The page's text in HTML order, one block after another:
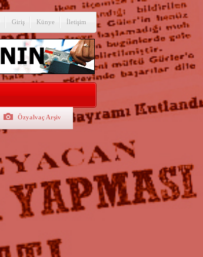
Giriş Künye İletişim
Özyalvaç Arşiv